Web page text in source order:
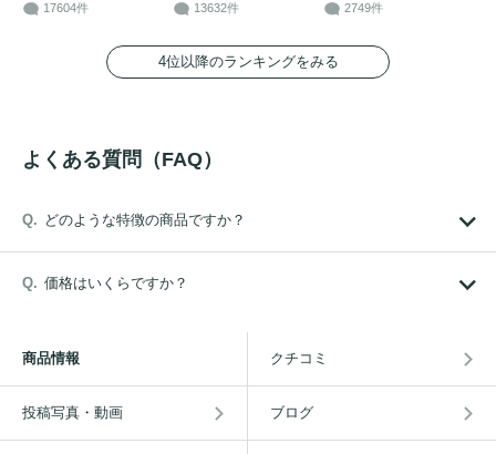
17604件 13632件 2749件
4位以降のランキングをみる
よくある質問（FAQ）
どのような特徴の商品ですか？
価格はいくらですか？
商品情報 クチコミ
投稿写真・動画 ブログ